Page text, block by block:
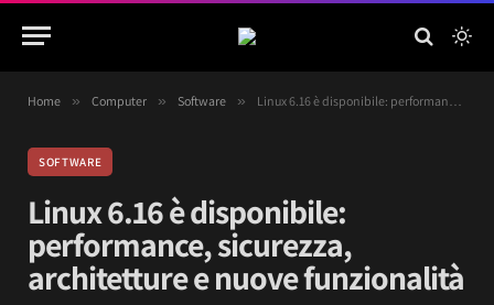
Home » Computer » Software » Linux 6.16 è disponibile: performance, sicurezza, architetture e nuove funzionalità
SOFTWARE
Linux 6.16 è disponibile:
performance, sicurezza,
architetture e nuove funzionalità